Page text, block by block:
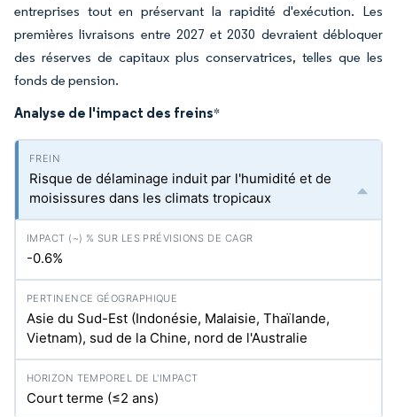
entreprises tout en préservant la rapidité d'exécution. Les
premières livraisons entre 2027 et 2030 devraient débloquer
des réserves de capitaux plus conservatrices, telles que les
fonds de pension.
Analyse de l'impact des freins*
Risque de délaminage induit par l'humidité et de
moisissures dans les climats tropicaux
-0.6%
Asie du Sud-Est (Indonésie, Malaisie, Thaïlande,
Vietnam), sud de la Chine, nord de l'Australie
Court terme (≤2 ans)